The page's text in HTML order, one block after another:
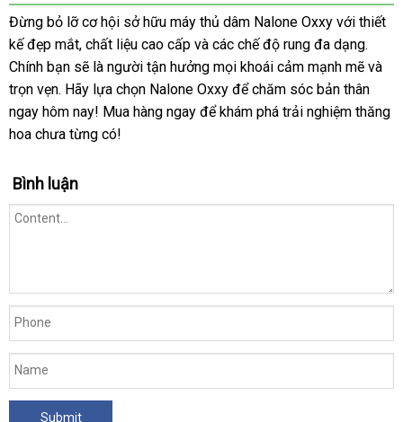
Nalone
Oxxy
kích
thích
mạnh
mẽ
cho
Đừng bỏ lỡ cơ hội sở hữu máy thủ dâm Nalone Oxxy với thiết
kế đẹp mắt, chất liệu cao cấp và các chế độ rung đa dạng.
Chính bạn sẽ là người tận hưởng mọi khoái cảm mạnh mẽ và
trọn vẹn. Hãy lựa chọn Nalone Oxxy để chăm sóc bản thân
ngay hôm nay! Mua hàng ngay để khám phá trải nghiệm thăng
hoa chưa từng có!
Bình luận